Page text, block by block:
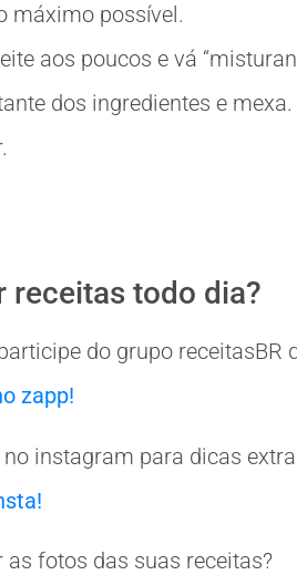
máximo possível.
aos poucos e vá
dos ingredientes e mexa.
receitas todo dia?
do grupo receitasBR
zapp!
instagram para dicas
fotos das suas receitas?